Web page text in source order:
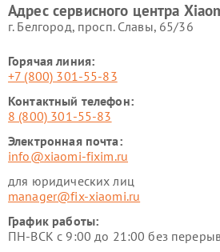
Адрес сервисного центра
г. Белгород, просп. Славы, 65/36
Горячая линия:
+7 (800) 301-55-83
Контактный телефон:
8 (800) 301-55-83
Электронная почта:
info@xiaomi-fixim.ru
для юридических лиц
manager@fix-xiaomi.ru
График работы:
ПН-ВСК с 9:00 до 21:00 без